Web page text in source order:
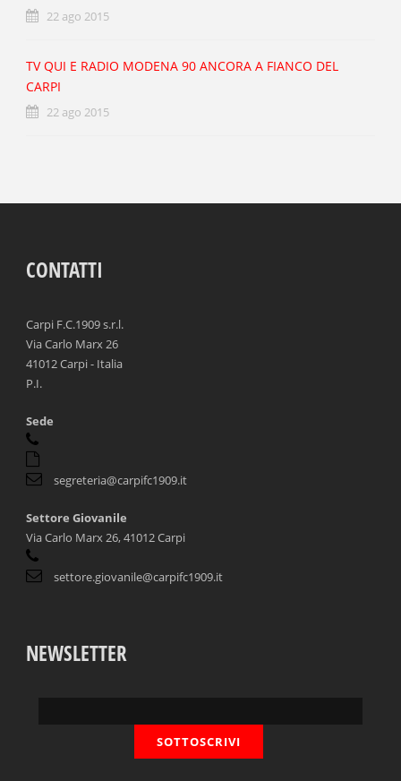
22 ago 2015
TV QUI E RADIO MODENA 90 ANCORA A FIANCO DEL
CARPI
22 ago 2015
CONTATTI
Carpi F.C.1909 s.r.l.
Via Carlo Marx 26
41012 Carpi - Italia
P.I.
Sede
segreteria@carpifc1909.it
Settore Giovanile
Via Carlo Marx 26, 41012 Carpi
settore.giovanile@carpifc1909.it
NEWSLETTER